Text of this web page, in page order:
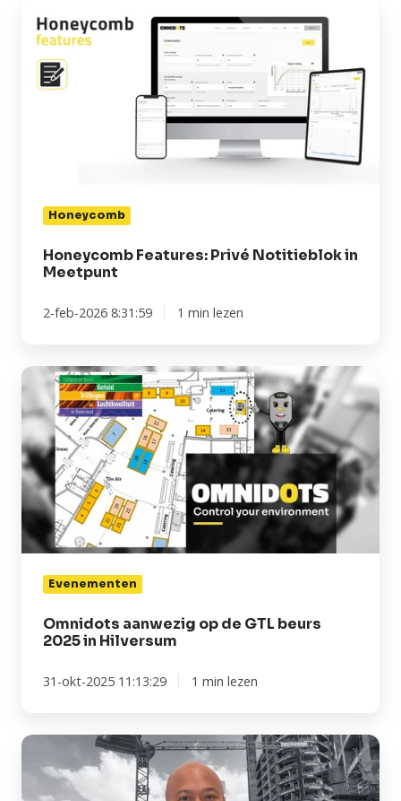
Features:
Notitieblok in
Honeycomb
Honeycomb Features: Privé Notitieblok in
Meetpunt
2-feb-2026 8:31:59 1 min lezen
Omnidots
aanwezig
op
de
GTL
beurs
2025
in
Hilversum
Evenementen
Omnidots aanwezig op de GTL beurs
2025 in Hilversum
31-okt-2025 11:13:29 1 min lezen
Welkom
Remi,
nieuwe